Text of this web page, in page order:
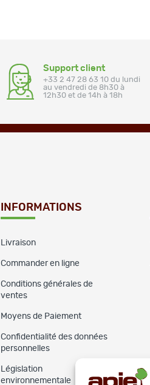
Support client
+33 2 47 28 63 10 du lundi
au vendredi de 8h30 à
12h30 et de 14h à 18h
INFORMATIONS
Livraison
Commander en ligne
Conditions générales de
ventes
Moyens de Paiement
Confidentialité des données
personnelles
Législation
environnementale